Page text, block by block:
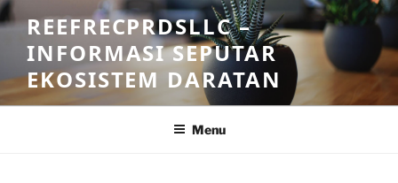
Skip
to
content
REEFRECPRDSLLC –
INFORMASI SEPUTAR
EKOSISTEM DARATAN
Menu